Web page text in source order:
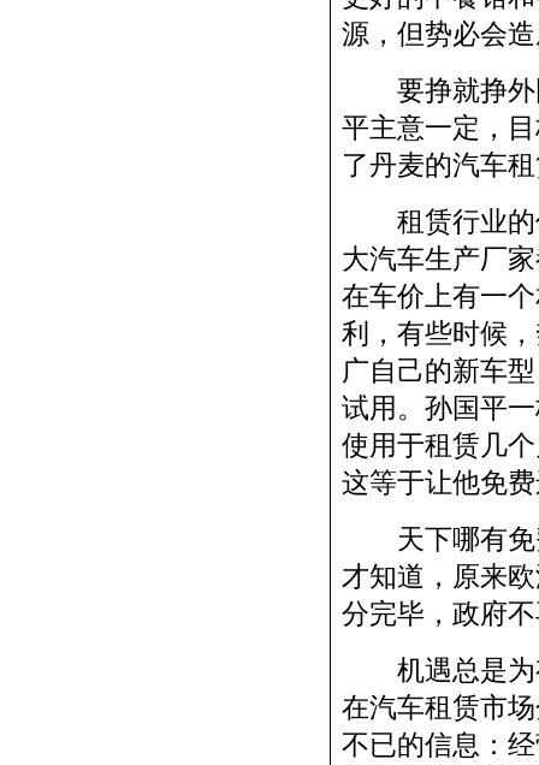
源，但势必会
要挣就挣外
平主意一定，
了丹麦的汽车
租赁行业的
大汽车生产厂
在车价上有一
利，有些时候
广自己的新车
试用。孙国平
使用于租赁几
这等于让他免
天下哪有免
才知道，原来
分完毕，政府
机遇总是为
在汽车租赁市
不已的信息：